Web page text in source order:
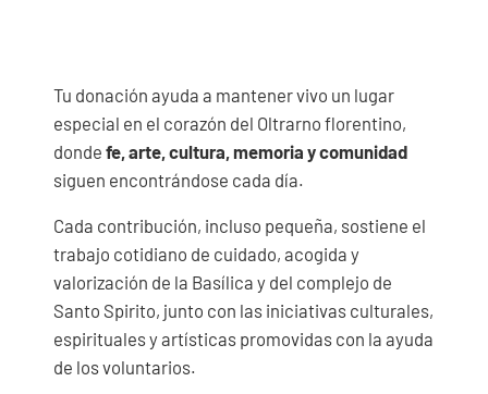
Tu donación ayuda a mantener vivo un lugar
especial en el corazón del Oltrarno florentino,
donde fe, arte, cultura, memoria y comunidad
siguen encontrándose cada día.
Cada contribución, incluso pequeña, sostiene el
trabajo cotidiano de cuidado, acogida y
valorización de la Basílica y del complejo de
Santo Spirito, junto con las iniciativas culturales,
espirituales y artísticas promovidas con la ayuda
de los voluntarios.